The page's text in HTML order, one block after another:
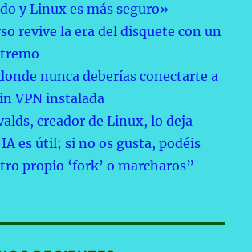
y Linux es más seguro»
revive la era del disquete con un
nunca deberías conectarte a
VPN instalada
creador de Linux, lo deja
es útil; si no os gusta, podéis
propio ‘fork’ o marcharos”